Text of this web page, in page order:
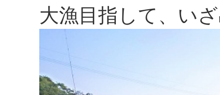
大漁目指して、い